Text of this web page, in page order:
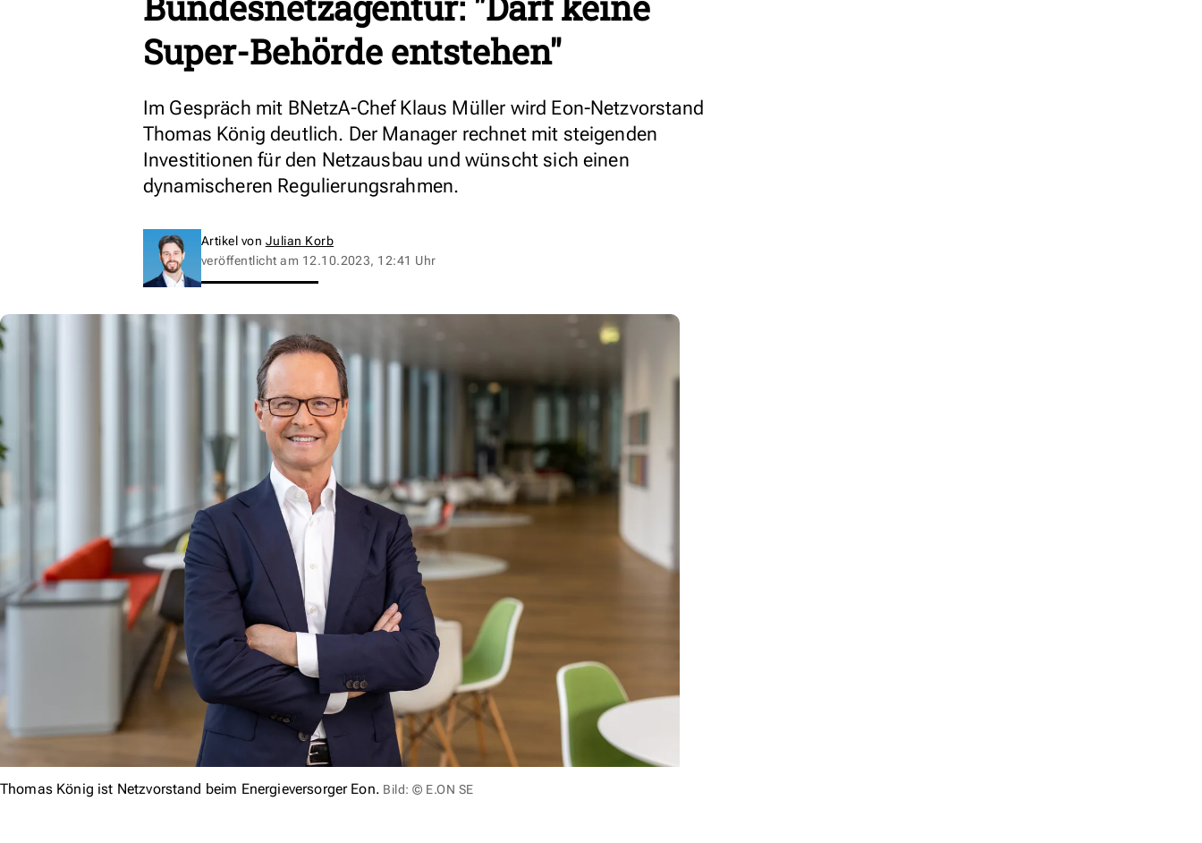
Super-Behörde entstehen"
Im Gespräch mit BNetzA-Chef Klaus Müller wird Eon-Netzvorstand
Thomas König deutlich. Der Manager rechnet mit steigenden
Investitionen für den Netzausbau und wünscht sich einen
dynamischeren Regulierungsrahmen.
Artikel von Julian Korb
veröffentlicht am 12.10.2023, 12:41 Uhr
Thomas König ist Netzvorstand beim Energieversorger Eon. Bild: © E.ON SE